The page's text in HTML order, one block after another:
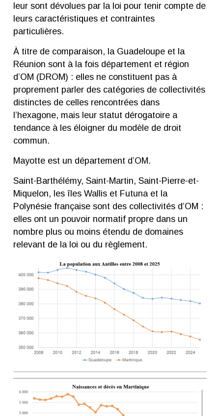
leur sont dévolues par la loi pour tenir compte de
leurs caractéristiques et contraintes
particulières.
À titre de comparaison, la Guadeloupe et la
Réunion sont à la fois département et région
d’OM (DROM) : elles ne constituent pas à
proprement parler des catégories de collectivités
distinctes de celles rencontrées dans
l’hexagone, mais leur statut dérogatoire a
tendance à les éloigner du modèle de droit
commun.
Mayotte est un département d’OM.
Saint-Barthélémy, Saint-Martin, Saint-Pierre-et-
Miquelon, les îles Wallis et Futuna et la
Polynésie française sont des collectivités d’OM :
elles ont un pouvoir normatif propre dans un
nombre plus ou moins étendu de domaines
relevant de la loi ou du règlement.